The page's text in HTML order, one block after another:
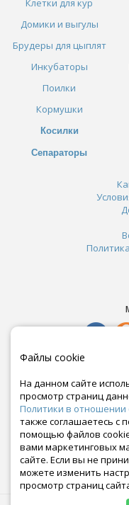
Клетки для кур
Домики и выгулы
Брудеры для цыплят
Инкубаторы
Поилки
Кормушки
Косилки
Сепараторы
Файлы cookie
На данном сайте
просмотр страниц
Политики в
также соглашаетесь с
помощью файлов
вами маркетинговых
сайте. Если вы не
можете изменить
просмотр страниц